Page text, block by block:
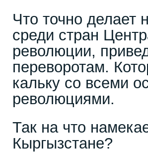
Что точно делает
среди стран
революции,
переворотам.
кальку со всеми
революциями.
Так на что
Кыргызстане?